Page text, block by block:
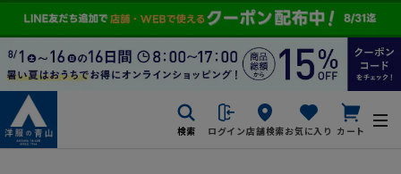
検索 ログイン店舗検索お気に入り カート